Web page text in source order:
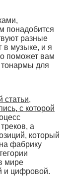
понадобится
разные
в музыке, и я
поможет вам
тонармы для
статьи,
с которой
а
который
фабрику
мире
и цифровой.